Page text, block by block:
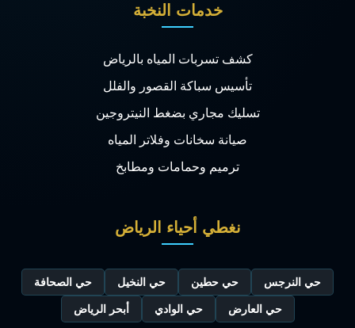
خدمات النخبة
كشف تسربات المياه بالرياض
تأسيس سباكة القصور والفلل
تسليك مجاري بضغط النيتروجين
صيانة سخانات وفلاتر المياه
ترميم وحمامات ومطابخ
نغطي أحياء الرياض
حي النرجس حي حطين حي النخيل حي الصحافة
حي العارض حي الوادي أبحر الرياض